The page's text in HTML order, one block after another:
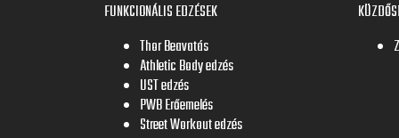
FUNKCIONÁLIS EDZÉSEK
Thor Beavatás
Athletic Body edzés
UST edzés
PWB Erőemelés
Street Workout edzés